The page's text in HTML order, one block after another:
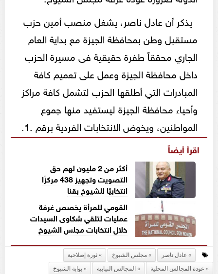
يذكر أن عادل ناصر، يشغل منصب أمين حزب
مستقبل وطن بمحافظة الجيزة مع بداية العام
الجاري محققاً طفرة حقيقية فى مسيرة الحزب
داخل محافظة الجيزة وعمل على تعميم كافة
المبادرات التي أطلقها الحزب لتشمل كافة مراكز
وأحياء محافظة الجيزة ليستفيد منها جموع
المواطنين، ويخوض الانتخابات الفردية برقم .1.
اقرأ أيضاً
أكثر من 2 مليون لهم حق
التصويت وتجهيز 438 مركزًا
انتخابيًا للشيوخ بقنا
القومي للمرأة يخصص غرفة
عمليات لتلقي شكاوى السيدات
خلال انتخابات مجلس الشيوخ
عادل ناصر مجلس الشيوخ
ثورة إصلاحية
عودة المجالس المحلية
المجالس النيابية بوابة الشيوخ